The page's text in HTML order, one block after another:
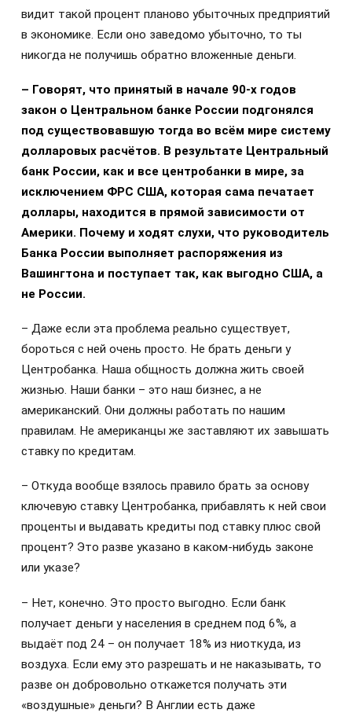
видит такой процент планово убыточных предприятий
в экономике. Если оно заведомо убыточно, то ты
никогда не получишь обратно вложенные деньги.
– Говорят, что принятый в начале 90-х годов
закон о Центральном банке России подгонялся
под существовавшую тогда во всём мире систему
долларовых расчётов. В результате Центральный
банк России, как и все центробанки в мире, за
исключением ФРС США, которая сама печатает
доллары, находится в прямой зависимости от
Америки. Почему и ходят слухи, что руководитель
Банка России выполняет распоряжения из
Вашингтона и поступает так, как выгодно США, а
не России.
– Даже если эта проблема реально существует,
бороться с ней очень просто. Не брать деньги у
Центробанка. Наша общность должна жить своей
жизнью. Наши банки – это наш бизнес, а не
американский. Они должны работать по нашим
правилам. Не американцы же заставляют их завышать
ставку по кредитам.
– Откуда вообще взялось правило брать за основу
ключевую ставку Центробанка, прибавлять к ней свои
проценты и выдавать кредиты под ставку плюс свой
процент? Это разве указано в каком-нибудь законе
или указе?
– Нет, конечно. Это просто выгодно. Если банк
получает деньги у населения в среднем под 6%, а
выдаёт под 24 – он получает 18% из ниоткуда, из
воздуха. Если ему это разрешать и не наказывать, то
разве он добровольно откажется получать эти
«воздушные» деньги? В Англии есть даже